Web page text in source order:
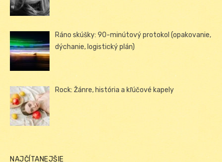
Ráno skúšky: 90-minútový protokol (opakovanie,
dýchanie, logistický plán)
Rock: Žánre, história a kľúčové kapely
NAJČÍTANEJŠIE